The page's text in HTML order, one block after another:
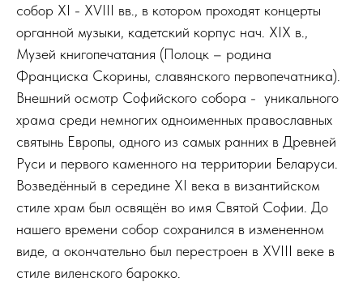
собор XI - XVIII вв., в котором проходят концерты
органной музыки, кадетский корпус нач. XIX в.,
Музей книгопечатания (Полоцк – родина
Франциска Скорины, славянского первопечатника).
Внешний осмотр Софийского собора - уникального
храма среди немногих одноименных православных
святынь Европы, одного из самых ранних в Древней
Руси и первого каменного на территории Беларуси.
Возведённый в середине XI века в византийском
стиле храм был освящён во имя Святой Софии. До
нашего времени собор сохранился в измененном
виде, а окончательно был перестроен в XVIII веке в
стиле виленского барокко.